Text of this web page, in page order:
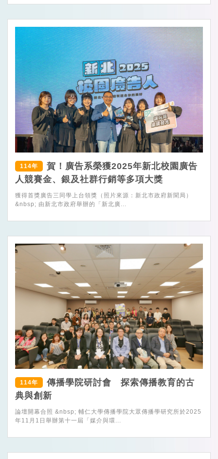
114年
賀！廣告系榮獲2025年新北校園廣告
人競賽金、銀及社群行銷等多項大獎
獲得首獎廣告三同學上台領獎（照片來源：新北市政府新聞局）
&nbsp; 由新北市政府舉辦的「新北廣...
114年
傳播學院研討會 探索傳播教育的古
典與創新
論壇開幕合照 &nbsp; 輔仁大學傳播學院大眾傳播學研究所於2025
年11月1日舉辦第十一屆「媒介與環...